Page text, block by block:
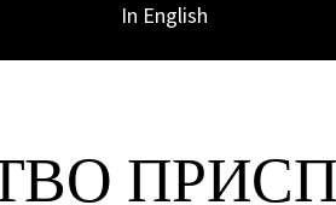
In English